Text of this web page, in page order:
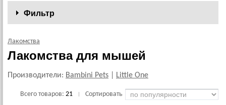
Фильтр
Лакомства
Лакомства для мышей
Производители: Bambini Pets Little One
Всего товаров: 21 Сортировать